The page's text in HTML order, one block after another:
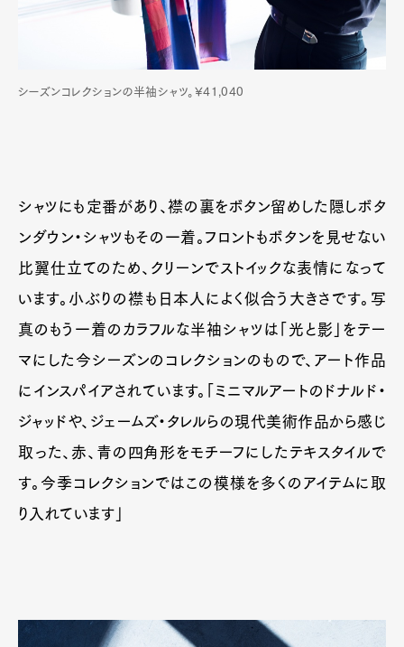
シーズンコレクションの半袖シャツ。¥41,040
シャツにも定番があり、襟の裏をボタン留めした隠しボタ
ンダウン・シャツもその一着。フロントもボタンを見せない
比翼仕立てのため、クリーンでストイックな表情になって
います。小ぶりの襟も日本人によく似合う大きさです。写
真のもう一着のカラフルな半袖シャツは「光と影」をテー
マにした今シーズンのコレクションのもので、アート作品
にインスパイアされています。「ミニマルアートのドナルド・
ジャッドや、ジェームズ・タレルらの現代美術作品から感じ
取った、赤、青の四角形をモチーフにしたテキスタイルで
す。今季コレクションではこの模様を多くのアイテムに取
り入れています」